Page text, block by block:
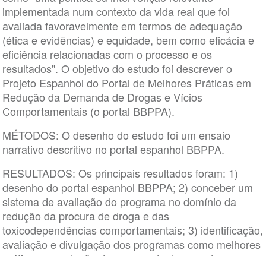
implementada num contexto da vida real que foi
avaliada favoravelmente em termos de adequação
(ética e evidências) e equidade, bem como eficácia e
eficiência relacionadas com o processo e os
resultados". O objetivo do estudo foi descrever o
Projeto Espanhol do Portal de Melhores Práticas em
Redução da Demanda de Drogas e Vícios
Comportamentais (o portal BBPPA).
MÉTODOS: O desenho do estudo foi um ensaio
narrativo descritivo no portal espanhol BBPPA.
RESULTADOS: Os principais resultados foram: 1)
desenho do portal espanhol BBPPA; 2) conceber um
sistema de avaliação do programa no domínio da
redução da procura de droga e das
toxicodependências comportamentais; 3) identificação,
avaliação e divulgação dos programas como melhores